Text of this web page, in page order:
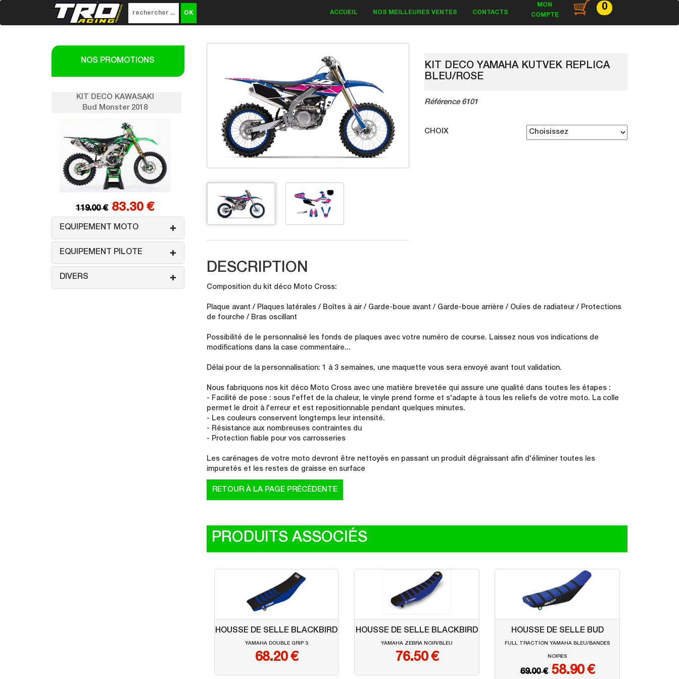
ACCUEIL NOS MEILLEURES VENTES CONTACTS
MON
COMPTE
0
NOS PROMOTIONS
KIT DECO KAWASAKI
Bud Monster 2018
119.00 € 83.30 €
KIT DECO KAWASAKI
Bud Monster 2018
119.00 €83.30 €
EQUIPEMENT MOTO
EQUIPEMENT PILOTE
DIVERS
KIT DECO YAMAHA KUTVEK REPLICA
BLEU/ROSE
Référence 6101
CHOIX
DESCRIPTION
Composition du kit déco Moto Cross:
Plaque avant / Plaques latérales / Boîtes à air / Garde-boue avant / Garde-boue arrière / Ouïes de radiateur / Protections
de fourche / Bras oscillant
Possibilité de le personnalisé les fonds de plaques avec votre numéro de course. Laissez nous vos indications de
modifications dans la case commentaire...
Délai pour de la personnalisation: 1 à 3 semaines, une maquette vous sera envoyé avant tout validation.
Nous fabriquons nos kit déco Moto Cross avec une matière brevetée qui assure une qualité dans toutes les étapes :
- Facilité de pose : sous l'effet de la chaleur, le vinyle prend forme et s'adapte à tous les reliefs de votre moto. La colle
permet le droit à l'erreur et est repositionnable pendant quelques minutes.
- Les couleurs conservent longtemps leur intensité.
- Résistance aux nombreuses contraintes du
- Protection fiable pour vos carrosseries
Les carénages de votre moto devront être nettoyés en passant un produit dégraissant afin d'éliminer toutes les
impuretés et les restes de graisse en surface
PRODUITS ASSOCIÉS
HOUSSE DE SELLE BLACKBIRD
YAMAHA DOUBLE GRIP 3
68.20€
HOUSSE DE SELLE BLACKBIRD
YAMAHA ZEBRA NOIR/BLEU
76.50€
HOUSSE DE SELLE BUD
FULL TRACTION YAMAHA BLEU/BANDES
NOIRES
69.00 €58.90 €